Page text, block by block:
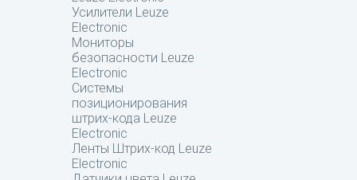
Усилители Leuze
Electronic
Мониторы
безопасности Leuze
Electronic
Системы
позиционирования
штрих-кода Leuze
Electronic
Ленты Штрих-код Leuze
Electronic